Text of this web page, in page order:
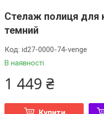
Стелаж полиця для
темний
В наявності
Код:id27-0000-74-venge
1 449 ₴